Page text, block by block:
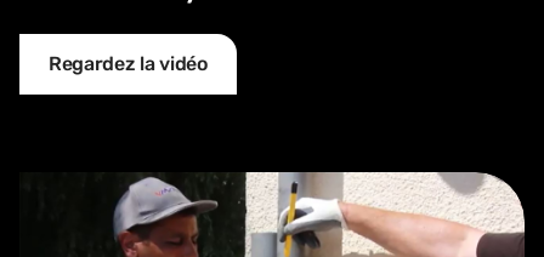
Regardez la vidéo
Evacuations Eaux Pluviales - 8/9 Recupérateur d'eau